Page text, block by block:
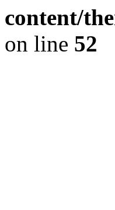
content/
on line 52